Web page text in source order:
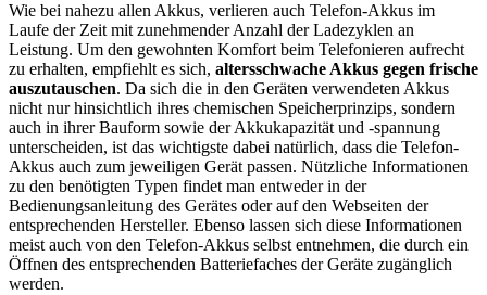
Wie bei nahezu allen Akkus, verlieren auch Telefon-Akkus im
Laufe der Zeit mit zunehmender Anzahl der Ladezyklen an
Leistung. Um den gewohnten Komfort beim Telefonieren aufrecht
zu erhalten, empfiehlt es sich, altersschwache Akkus gegen frische
auszutauschen. Da sich die in den Geräten verwendeten Akkus
nicht nur hinsichtlich ihres chemischen Speicherprinzips, sondern
auch in ihrer Bauform sowie der Akkukapazität und -spannung
unterscheiden, ist das wichtigste dabei natürlich, dass die Telefon-
Akkus auch zum jeweiligen Gerät passen. Nützliche Informationen
zu den benötigten Typen findet man entweder in der
Bedienungsanleitung des Gerätes oder auf den Webseiten der
entsprechenden Hersteller. Ebenso lassen sich diese Informationen
meist auch von den Telefon-Akkus selbst entnehmen, die durch ein
Öffnen des entsprechenden Batteriefaches der Geräte zugänglich
werden.